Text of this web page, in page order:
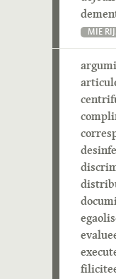
MIE